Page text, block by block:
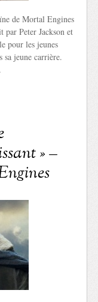
de Mortal Engines
Peter Jackson et
pour les jeunes
sa jeune carrière.
» –